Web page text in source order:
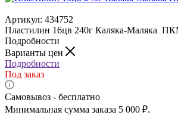
Артикул: 434752
Пластилин 16цв 240г Каляка-Маляка
Подробности
Варианты цен
Подробности
Под заказ
Самовывоз - бесплатно
Минимальная сумма заказа 5 000 ₽.